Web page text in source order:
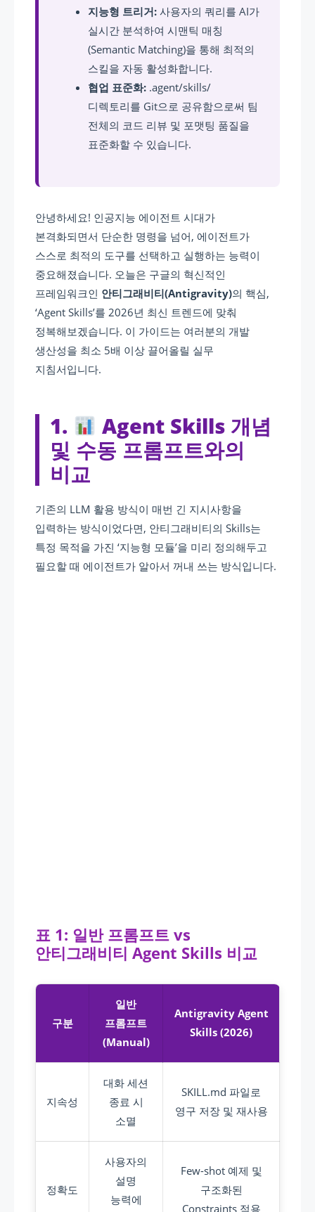
지능형 트리거: 사용자의 쿼리를 AI가
실시간 분석하여 시맨틱 매칭
(Semantic Matching)을 통해 최적의
스킬을 자동 활성화합니다.
협업 표준화: .agent/skills/
디렉토리를 Git으로 공유함으로써 팀
전체의 코드 리뷰 및 포맷팅 품질을
표준화할 수 있습니다.
안녕하세요! 인공지능 에이전트 시대가
본격화되면서 단순한 명령을 넘어, 에이전트가
스스로 최적의 도구를 선택하고 실행하는 능력이
중요해졌습니다. 오늘은 구글의 혁신적인
프레임워크인 안티그래비티(Antigravity)의 핵심,
‘Agent Skills’를 2026년 최신 트렌드에 맞춰
정복해보겠습니다. 이 가이드는 여러분의 개발
생산성을 최소 5배 이상 끌어올릴 실무
지침서입니다.
1.
Agent Skills 개념
및 수동 프롬프트와의
비교
기존의 LLM 활용 방식이 매번 긴 지시사항을
입력하는 방식이었다면, 안티그래비티의 Skills는
특정 목적을 가진 ‘지능형 모듈’을 미리 정의해두고
필요할 때 에이전트가 알아서 꺼내 쓰는 방식입니다.
표 1: 일반 프롬프트 vs
안티그래비티 Agent Skills 비교
구분
일반
프롬프트
(Manual)
Antigravity Agent
Skills (2026)
지속성
대화 세션
종료 시
소멸
SKILL.md 파일로
영구 저장 및 재사용
정확도
사용자의
설명
능력에
Few-shot 예제 및
구조화된
Constraints 적용